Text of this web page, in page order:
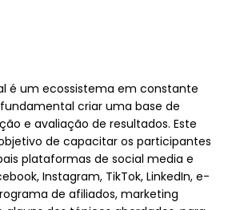
é um ecossistema em constante
criar uma base de
e avaliação de resultados. Este
de capacitar os participantes
plataformas de social media e
Instagram, TikTok, LinkedIn, e-
de afiliados, marketing